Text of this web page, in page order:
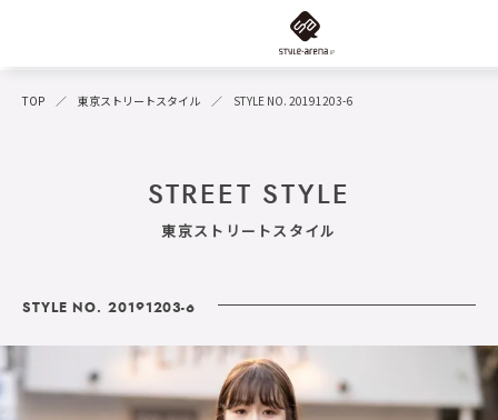
TOP 東京ストリートスタイル STYLE NO. 20191203-6
STREET STYLE
東京ストリートスタイル
STYLE NO. 20191203-6